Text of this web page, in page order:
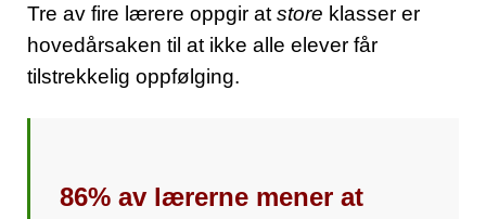
Tre av fire lærere oppgir at store klasser er
hovedårsaken til at ikke alle elever får
tilstrekkelig oppfølging.
86% av lærerne mener at